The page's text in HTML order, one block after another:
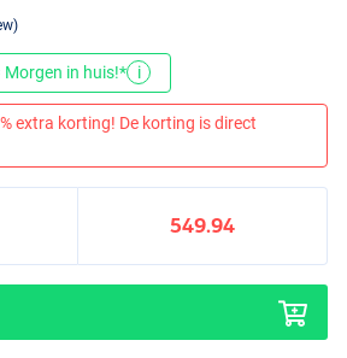
Morgen in huis!* i
extra korting! De korting is direct
549.94